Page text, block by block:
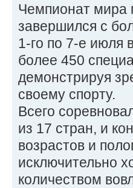
Чемпионат мира
завершился с
1-го по 7-е июля
более 450
демонстрируя
своему спорту.
Всего
из 17 стран, и
возрастов и
исключительно
количеством